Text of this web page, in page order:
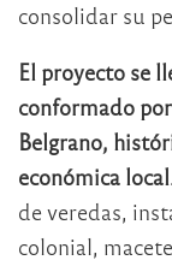
consolidar su
El proyecto se
conformado
Belgrano,
económica local
de veredas,
colonial,